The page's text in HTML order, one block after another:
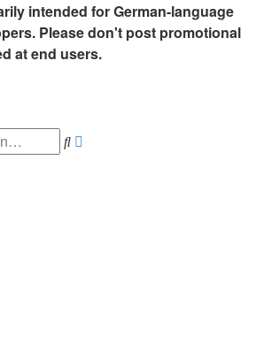
intended for German-language
Please don't post promotional
at end users.
Suche